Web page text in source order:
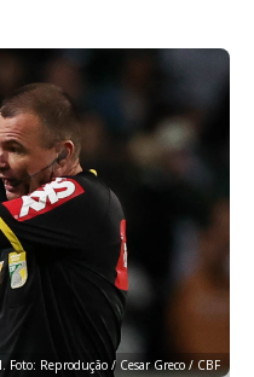
Foto: Reprodução / Cesar Greco / CBF